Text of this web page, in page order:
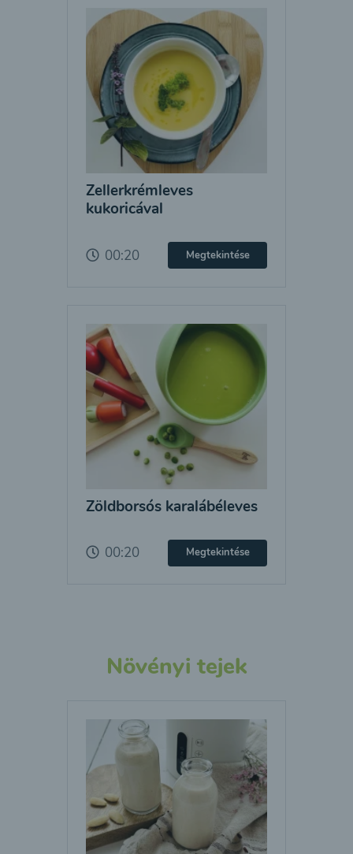
Zellerkrémleves
kukoricával
00:20 Megtekintése
Zöldborsós karalábéleves
00:20 Megtekintése
Növényi tejek